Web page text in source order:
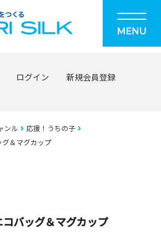
ログイン 新規会員登録
ンル
応援！うちの子
＆マグカップ
バッグ＆マグカップ
MENU